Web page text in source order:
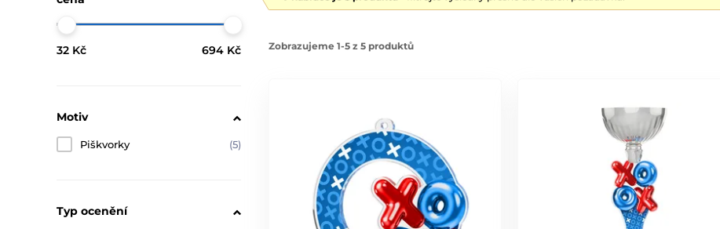
32 Kč 694 Kč
Motiv
Piškvorky (5)
Typ ocenění
Zobrazujeme 1-5 z 5 produktů